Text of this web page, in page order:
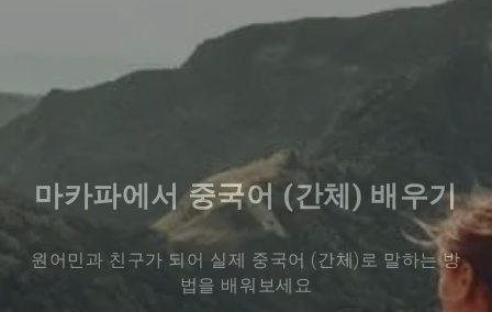
마카파에서 중국어 (간체) 배우기
원어민과 친구가 되어 실제 중국어 (간체)로 말하는 방
법을 배워보세요